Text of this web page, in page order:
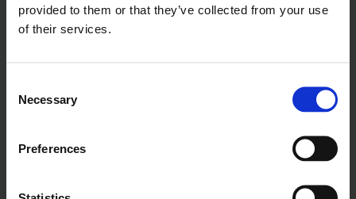
provided to them or that they’ve collected from your use
of their services.
Selection
Necessary
Preferences
Få hjælp til netop din opgave
opbygning af
træterrasse
Er din opgave ikke på listen? Så tøv ikke med at